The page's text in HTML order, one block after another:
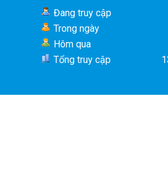
Đang truy cập
Trong ngày
Hôm qua
Tổng truy cập